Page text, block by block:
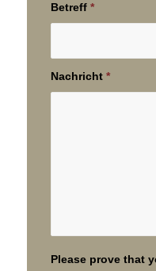
Betreff *
Nachricht *
Please prove that